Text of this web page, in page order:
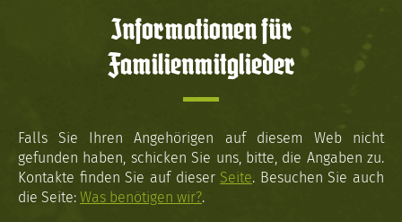
Informationen für
Familienmitglieder
Falls Sie Ihren Angehörigen auf diesem Web nicht
gefunden haben, schicken Sie uns, bitte, die Angaben zu.
Kontakte finden Sie auf dieser Seite. Besuchen Sie auch
die Seite: Was benötigen wir?.